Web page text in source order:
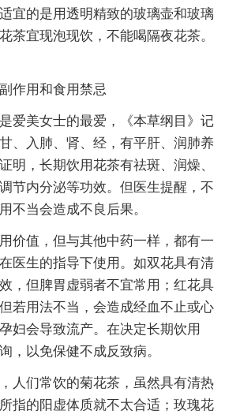
宜的是用透明精致的玻璃壶和玻璃
茶宜现泡现饮，不能喝隔夜花茶。
作用和食用禁忌
爱美女士的最爱，《本草纲目》记
、入肺、肾、经，有平肝、润肺养
明，长期饮用花茶有祛斑、润燥、
节内分泌等功效。但医生提醒，不
不当会造成不良后果。
价值，但与其他中药一样，都有一
医生的指导下使用。如双花具有清
，但脾胃虚弱者不宜常用；红花具
若用法不当，会造成经血不止或心
妇会导致流产。在决定长期饮用
，以免保健不成反致病。
人们常饮的菊花茶，虽然具有清热
指的阳虚体质就不太合适；玫瑰花